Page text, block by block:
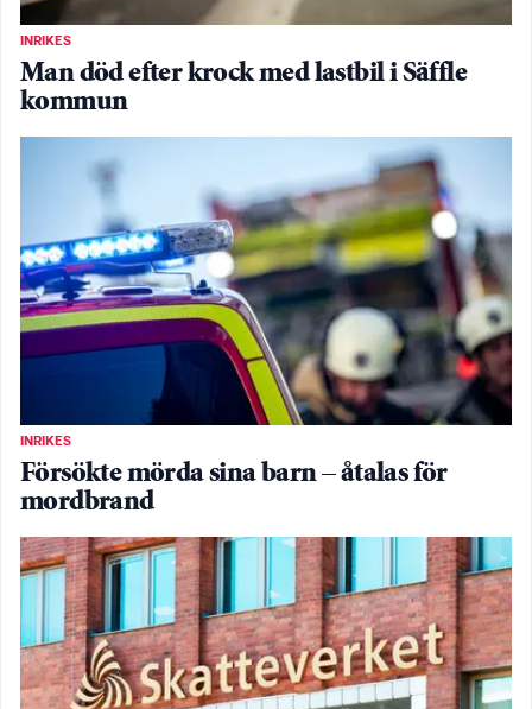
INRIKES
Man död efter krock med lastbil i Säffle
kommun
INRIKES
Försökte mörda sina barn – åtalas för
mordbrand